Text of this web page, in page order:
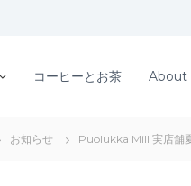
コーヒーとお茶 About
お知らせ Puolukka Mill 実店舗